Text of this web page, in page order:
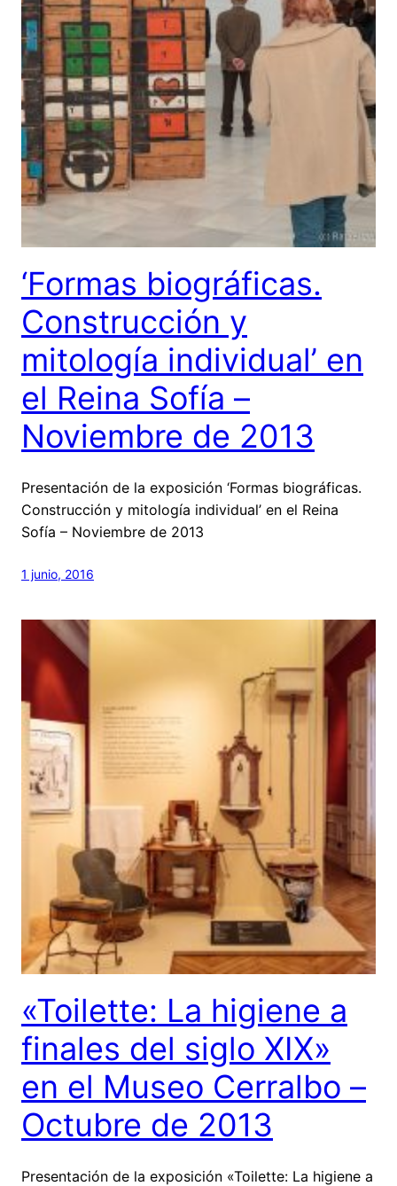
‘Formas biográficas.
Construcción y
mitología individual’ en
el Reina Sofía –
Noviembre de 2013
Presentación de la exposición ‘Formas biográficas.
Construcción y mitología individual’ en el Reina
Sofía – Noviembre de 2013
1 junio, 2016
«Toilette: La higiene a
finales del siglo XIX»
en el Museo Cerralbo –
Octubre de 2013
Presentación de la exposición «Toilette: La higiene a